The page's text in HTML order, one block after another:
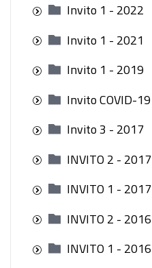
Invito 1 - 2022
Invito 1 - 2021
Invito 1 - 2019
Invito COVID-19
Invito 3 - 2017
INVITO 2 - 2017
INVITO 1 - 2017
INVITO 2 - 2016
INVITO 1 - 2016